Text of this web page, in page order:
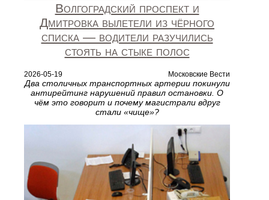
Волгоградский проспект и
Дмитровка вылетели из чёрного
списка — водители разучились
стоять на стыке полос
2026-05-19 Московские Вести
Два столичных транспортных артерии покинули
антирейтинг нарушений правил остановки. О
чём это говорит и почему магистрали вдруг
стали «чище»?